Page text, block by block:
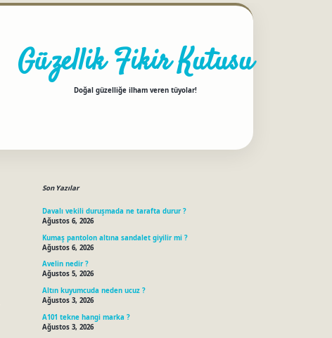
Güzellik Fikir Kutusu
Doğal güzelliğe ilham veren tüyolar!
Son Yazılar
Davalı vekili duruşmada ne tarafta durur ?
Ağustos 6, 2026
Kumaş pantolon altına sandalet giyilir mi ?
Ağustos 6, 2026
Avelin nedir ?
Ağustos 5, 2026
Altın kuyumcuda neden ucuz ?
Ağustos 3, 2026
A101 tekne hangi marka ?
Ağustos 3, 2026